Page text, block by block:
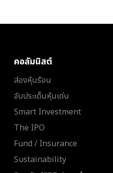
คอลัมนิสต์
ส่องหุ้นร้อน
จับประเด็นหุ้นเด่น
Smart Investment
The IPO
Fund / Insurance
Sustainability